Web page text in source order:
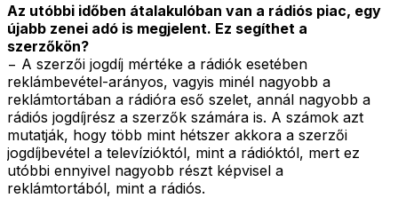
Az utóbbi időben átalakulóban van a rádiós piac, egy
újabb zenei adó is megjelent. Ez segíthet a
szerzőkön?
− A szerzői jogdíj mértéke a rádiók esetében
reklámbevétel-arányos, vagyis minél nagyobb a
reklámtortában a rádióra eső szelet, annál nagyobb a
rádiós jogdíjrész a szerzők számára is. A számok azt
mutatják, hogy több mint hétszer akkora a szerzői
jogdíjbevétel a televízióktól, mint a rádióktól, mert ez
utóbbi ennyivel nagyobb részt képvisel a
reklámtortából, mint a rádiós.